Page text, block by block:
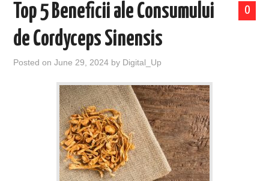
0
Top 5 Beneficii ale Consumului
de Cordyceps Sinensis
Posted onJune 29, 2024 by Digital_Up